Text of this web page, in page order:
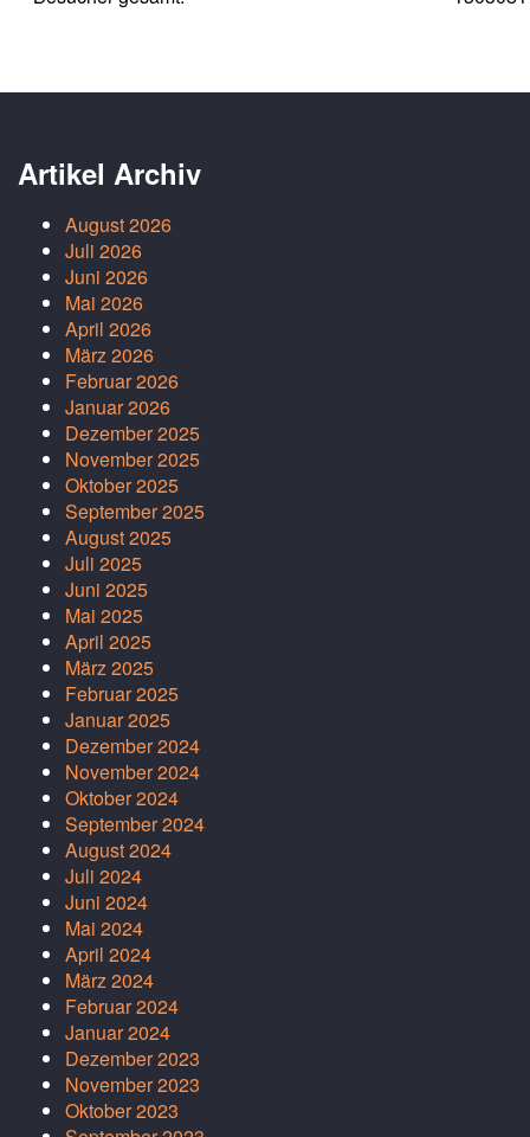
Artikel Archiv
August 2026
Juli 2026
Juni 2026
Mai 2026
April 2026
März 2026
Februar 2026
Januar 2026
Dezember 2025
November 2025
Oktober 2025
September 2025
August 2025
Juli 2025
Juni 2025
Mai 2025
April 2025
März 2025
Februar 2025
Januar 2025
Dezember 2024
November 2024
Oktober 2024
September 2024
August 2024
Juli 2024
Juni 2024
Mai 2024
April 2024
März 2024
Februar 2024
Januar 2024
Dezember 2023
November 2023
Oktober 2023